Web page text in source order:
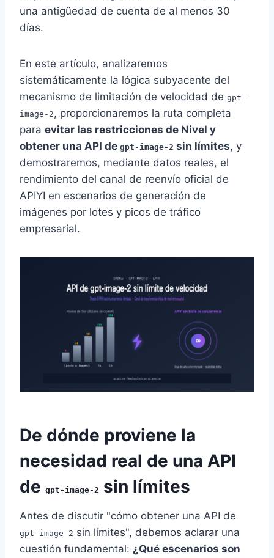
una antigüedad de cuenta de al menos 30
días.
En este artículo, analizaremos
sistemáticamente la lógica subyacente del
mecanismo de limitación de velocidad de gpt-
image-2, proporcionaremos la ruta completa
para evitar las restricciones de Nivel y
obtener una API de gpt-image-2 sin límites, y
demostraremos, mediante datos reales, el
rendimiento del canal de reenvío oficial de
APIYI en escenarios de generación de
imágenes por lotes y picos de tráfico
empresarial.
De dónde proviene la
necesidad real de una API
de gpt-image-2 sin límites
Antes de discutir "cómo obtener una API de
gpt-image-2 sin límites", debemos aclarar una
cuestión fundamental: ¿Qué escenarios son